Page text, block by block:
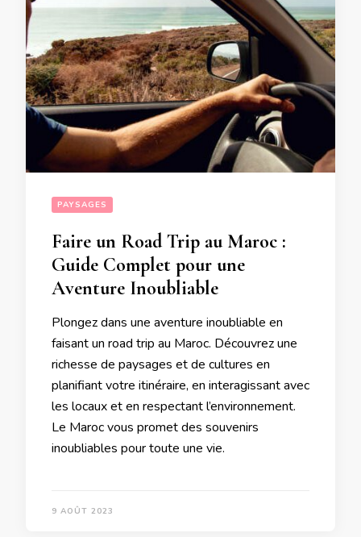
PAYSAGES
Faire un Road Trip au Maroc :
Guide Complet pour une
Aventure Inoubliable
Plongez dans une aventure inoubliable en
faisant un road trip au Maroc. Découvrez une
richesse de paysages et de cultures en
planifiant votre itinéraire, en interagissant avec
les locaux et en respectant l’environnement.
Le Maroc vous promet des souvenirs
inoubliables pour toute une vie.
9 AOÛT 2023